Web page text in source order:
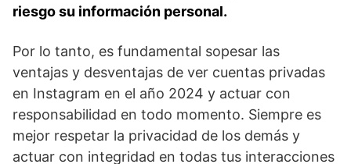
riesgo su información personal.
Por lo tanto, es fundamental sopesar las
ventajas y desventajas de ver cuentas privadas
en Instagram en el⁤ año 2024 y actuar con
responsabilidad en⁣ todo momento. Siempre es
mejor respetar​ la privacidad de‍ los demás y
actuar con integridad en​ todas tus⁣ interacciones